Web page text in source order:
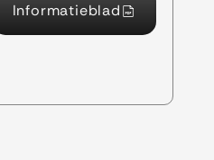
Informatieblad